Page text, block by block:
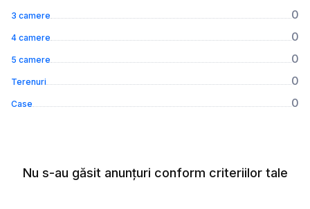
3 camere 0
4 camere 0
5 camere 0
Terenuri 0
Case 0
Nu s-au găsit anunțuri conform criteriilor tale